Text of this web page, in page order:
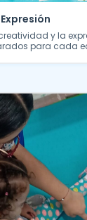
y la
para cada